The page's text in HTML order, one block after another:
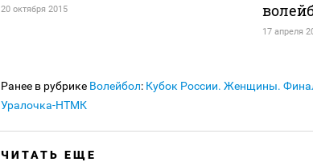
20 октября 2015
17 апреля
Ранее в рубрике Волейбол: Кубок России. Женщины.
Уралочка-НТМК
ЧИТАТЬ ЕЩЕ